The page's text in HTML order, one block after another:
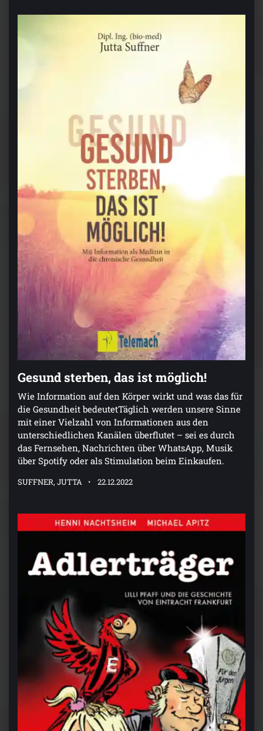
Gesund sterben, das ist möglich!
Wie Information auf den Körper wirkt und was das für
die Gesundheit bedeutetTäglich werden unsere Sinne
mit einer Vielzahl von Informationen aus den
unterschiedlichen Kanälen überflutet – sei es durch
das Fernsehen, Nachrichten über WhatsApp, Musik
über Spotify oder als Stimulation beim Einkaufen.
SUFFNER, JUTTA 22.12.2022